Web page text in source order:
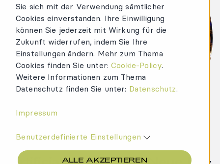
Sie sich mit der Verwendung sämtlicher
Cookies einverstanden. Ihre Einwilligung
können Sie jederzeit mit Wirkung für die
Zukunft widerrufen, indem Sie Ihre
Einstellungen ändern. Mehr zum Thema
Cookies finden Sie unter:Cookie-Policy.
Weitere Informationen zum Thema
Datenschutz finden Sie unter: Datenschutz.
Impressum
Benutzerdefinierte Einstellungen
ALLE AKZEPTIEREN
Artificial Intelligence: Neue EU-